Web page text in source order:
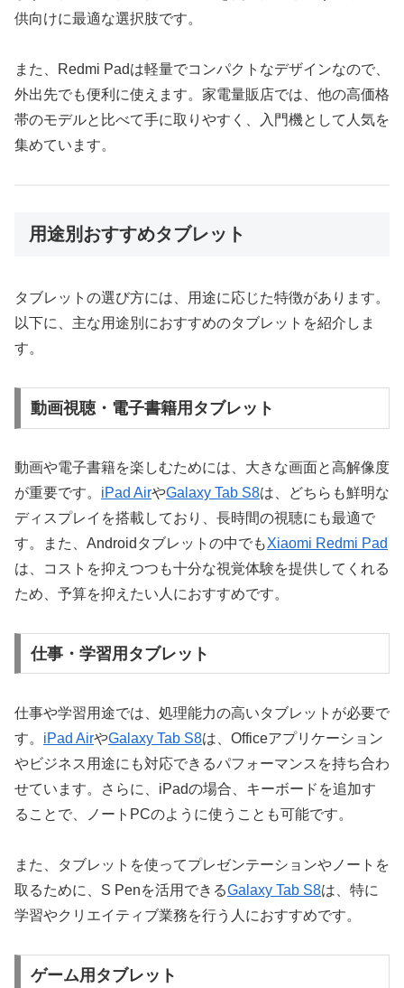
供向けに最適な選択肢です。
また、Redmi Padは軽量でコンパクトなデザインなので、
外出先でも便利に使えます。家電量販店では、他の高価格
帯のモデルと比べて手に取りやすく、入門機として人気を
集めています。
用途別おすすめタブレット
タブレットの選び方には、用途に応じた特徴があります。
以下に、主な用途別におすすめのタブレットを紹介しま
す。
動画視聴・電子書籍用タブレット
動画や電子書籍を楽しむためには、大きな画面と高解像度
が重要です。 iPad AirやGalaxy Tab S8は、どちらも鮮明な
ディスプレイを搭載しており、長時間の視聴にも最適で
す。また、Androidタブレットの中でもXiaomi Redmi Pad
は、コストを抑えつつも十分な視覚体験を提供してくれる
ため、予算を抑えたい人におすすめです。
仕事・学習用タブレット
仕事や学習用途では、処理能力の高いタブレットが必要で
す。 iPad AirやGalaxy Tab S8は、Officeアプリケーション
やビジネス用途にも対応できるパフォーマンスを持ち合わ
せています。さらに、iPadの場合、キーボードを追加す
ることで、ノートPCのように使うことも可能です。
また、タブレットを使ってプレゼンテーションやノートを
取るために、S Penを活用できるGalaxy Tab S8は、特に
学習やクリエイティブ業務を行う人におすすめです。
ゲーム用タブレット